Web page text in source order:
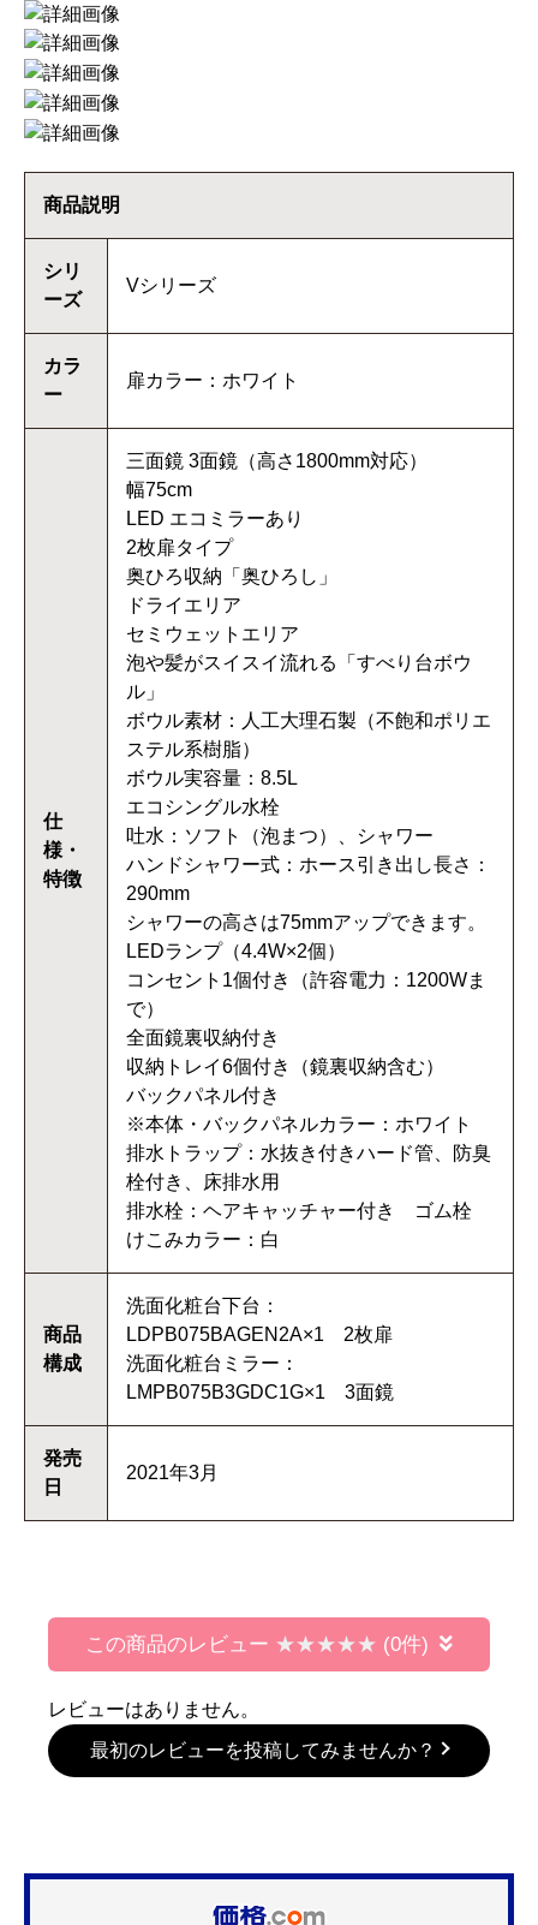
商品説明
シリ
ーズ
Vシリーズ
カラ
ー
扉カラー：ホワイト
仕
様・
特徴
三面鏡 3面鏡（高さ1800mm対応）
幅75cm
LED エコミラーあり
2枚扉タイプ
奥ひろ収納「奥ひろし」
ドライエリア
セミウェットエリア
泡や髪がスイスイ流れる「すべり台ボウ
ル」
ボウル素材：人工大理石製（不飽和ポリエ
ステル系樹脂）
ボウル実容量：8.5L
エコシングル水栓
吐水：ソフト（泡まつ）、シャワー
ハンドシャワー式：ホース引き出し長さ：
290mm
シャワーの高さは75mmアップできます。
LEDランプ（4.4W×2個）
コンセント1個付き（許容電力：1200Wま
で）
全面鏡裏収納付き
収納トレイ6個付き（鏡裏収納含む）
バックパネル付き
※本体・バックパネルカラー：ホワイト
排水トラップ：水抜き付きハード管、防臭
栓付き、床排水用
排水栓：ヘアキャッチャー付き ゴム栓
けこみカラー：白
商品
構成
洗面化粧台下台：
LDPB075BAGEN2A×1 2枚扉
洗面化粧台ミラー：
LMPB075B3GDC1G×1 3面鏡
発売
日
2021年3月
この商品のレビュー (0件)
レビューはありません。
最初のレビューを投稿してみませんか？